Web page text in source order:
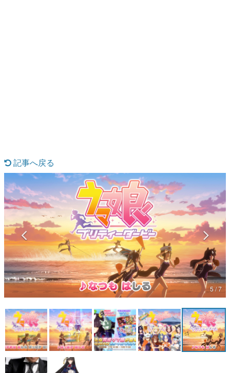
カテゴリ
特集記事
マンガ
女性向け
アプリレビュー
その他
電ファミニコゲーマーとは？
運営：株式会社マレ
記事へ戻る
5 / 7